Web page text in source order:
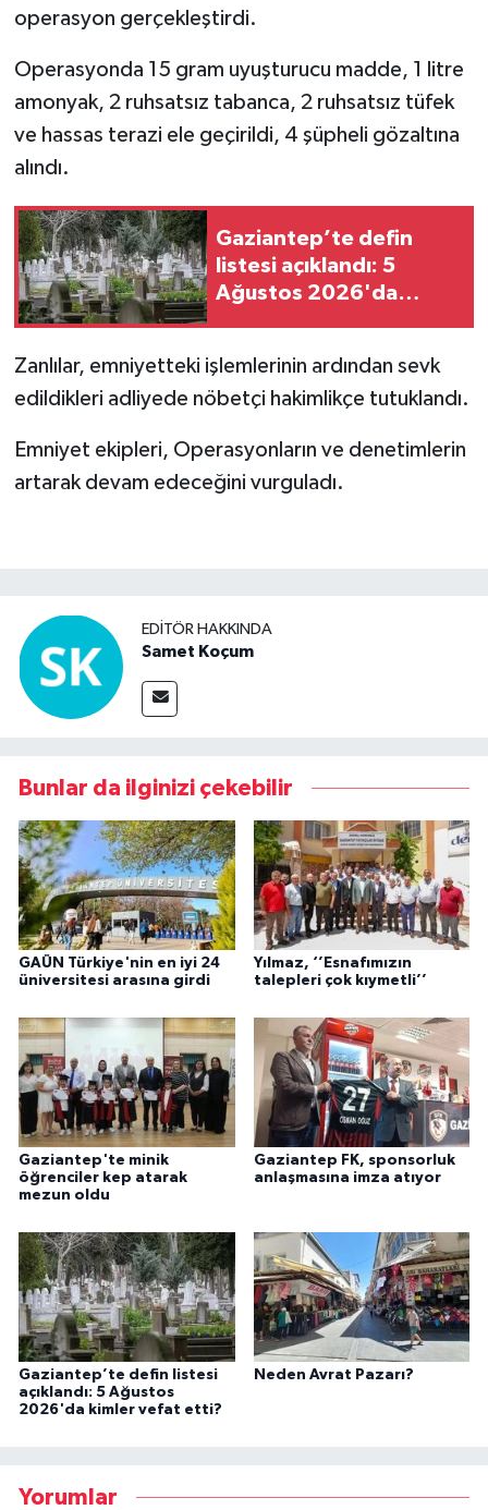
operasyon gerçekleştirdi.
Operasyonda 15 gram uyuşturucu madde, 1 litre
amonyak, 2 ruhsatsız tabanca, 2 ruhsatsız tüfek
ve hassas terazi ele geçirildi, 4 şüpheli gözaltına
alındı.
Gaziantep’te defin
listesi açıklandı: 5
Ağustos 2026'da
Zanlılar, emniyetteki işlemlerinin ardından sevk
edildikleri adliyede nöbetçi hakimlikçe tutuklandı.
Emniyet ekipleri, Operasyonların ve denetimlerin
artarak devam edeceğini vurguladı.
EDITÖR HAKKINDA
Samet Koçum
Bunlar da ilginizi çekebilir
GAÜN Türkiye'nin en iyi 24
üniversitesi arasına girdi
Yılmaz, ‘’Esnafımızın
talepleri çok kıymetli’’
Gaziantep'te minik
öğrenciler kep atarak
mezun oldu
Gaziantep FK, sponsorluk
anlaşmasına imza atıyor
Gaziantep’te defin listesi
açıklandı: 5 Ağustos
2026'da kimler vefat etti?
Neden Avrat Pazarı?
Yorumlar
Teknoloji
Türkiye
Video Haber
Yeme-İçme
Yemek